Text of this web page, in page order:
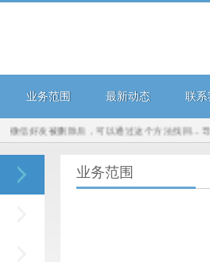
业务范围 最新动态 联系
微信好友被删除后，可以通过这个方法找回... 导航
业务范围